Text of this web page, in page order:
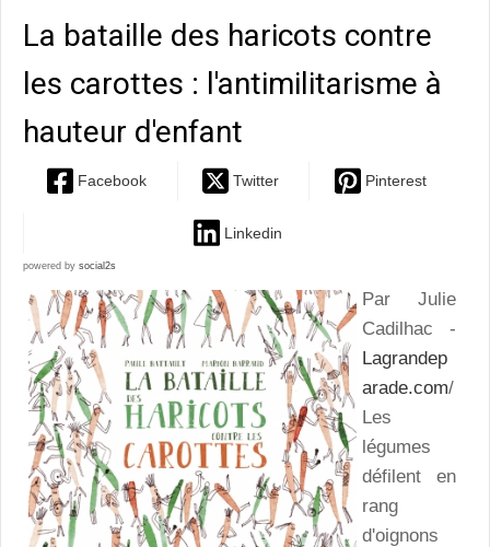
La bataille des haricots contre
les carottes : l'antimilitarisme à
hauteur d'enfant
Facebook Twitter Pinterest
Linkedin
powered by social2s
Par Julie
Cadilhac -
Lagrandep
arade.com/
Les
légumes
défilent en
rang
d'oignons